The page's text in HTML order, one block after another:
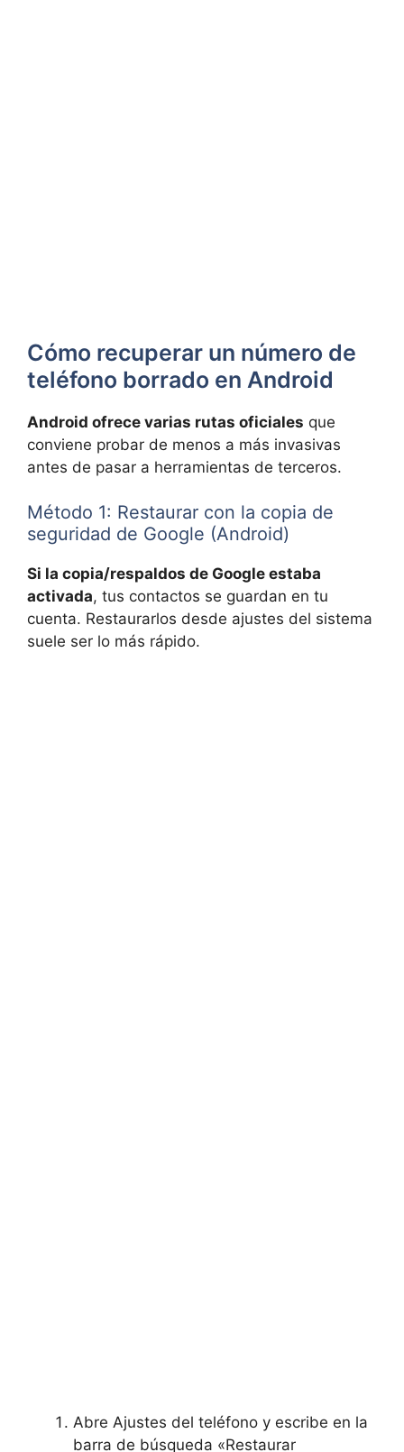
Cómo recuperar un número de
teléfono borrado en Android
Android ofrece varias rutas oficiales que
conviene probar de menos a más invasivas
antes de pasar a herramientas de terceros.
Método 1: Restaurar con la copia de
seguridad de Google (Android)
Si la copia/respaldos de Google estaba
activada, tus contactos se guardan en tu
cuenta. Restaurarlos desde ajustes del sistema
suele ser lo más rápido.
Abre Ajustes del teléfono y escribe en la
barra de búsqueda «Restaurar